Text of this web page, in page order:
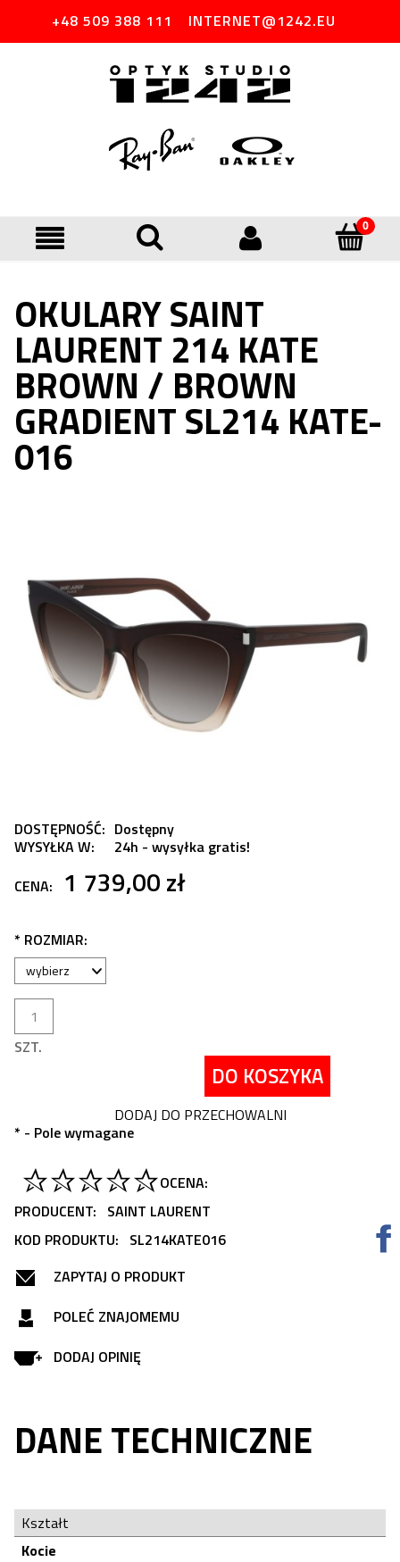
+48 509 388 111 INTERNET@1242.EU
OKULARY SAINT
LAURENT 214 KATE
BROWN / BROWN
GRADIENT SL214 KATE-
016
DOSTĘPNOŚĆ: Dostępny
WYSYŁKA W:
24h - wysyłka gratis!
CENA:
1 739,00 zł
* ROZMIAR:
SZT.
DO KOSZYKA
DODAJ DO PRZECHOWALNI
* - Pole wymagane
OCENA:
PRODUCENT: SAINT LAURENT
KOD PRODUKTU: SL214KATE016
ZAPYTAJ O PRODUKT
POLEĆ ZNAJOMEMU
DODAJ OPINIĘ
DANE TECHNICZNE
Kształt
Kocie